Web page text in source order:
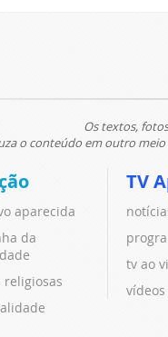
Os textos,
o conteúdo em outro meio
aparecida
da
religiosas
TV
tv ao
vídeos